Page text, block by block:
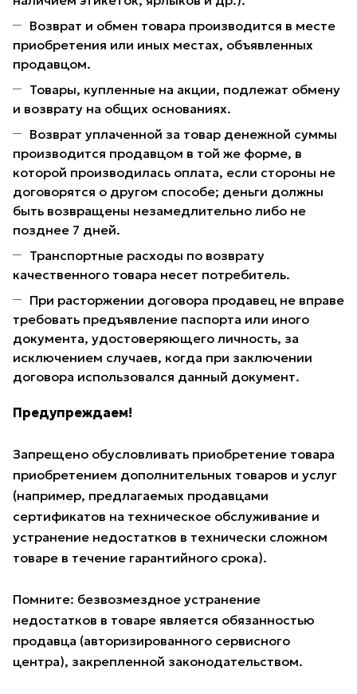
Возврат и обмен товара производится в месте
приобретения или иных местах, объявленных
продавцом.
Товары, купленные на акции, подлежат обмену
и возврату на общих основаниях.
Возврат уплаченной за товар денежной суммы
производится продавцом в той же форме, в
которой производилась оплата, если стороны не
договорятся о другом способе; деньги должны
быть возвращены незамедлительно либо не
позднее 7 дней.
Транспортные расходы по возврату
качественного товара несет потребитель.
При расторжении договора продавец не вправе
требовать предъявление паспорта или иного
документа, удостоверяющего личность, за
исключением случаев, когда при заключении
договора использовался данный документ.
Предупреждаем!
Запрещено обусловливать приобретение товара
приобретением дополнительных товаров и услуг
(например, предлагаемых продавцами
сертификатов на техническое обслуживание и
устранение недостатков в технически сложном
товаре в течение гарантийного срока).
Помните: безвозмездное устранение
недостатков в товаре является обязанностью
продавца (авторизированного сервисного
центра), закрепленной законодательством.